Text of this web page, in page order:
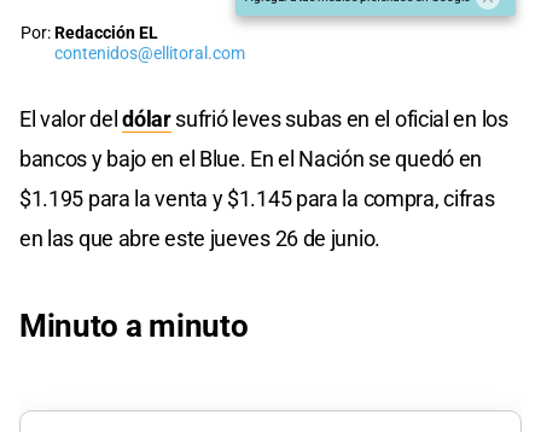
Por:Redacción EL
contenidos@ellitoral.com
El valor deldólar sufrió leves subas en el oficial en los
bancos y bajo en el Blue. En el Nación se quedó en
$1.195 para la venta y $1.145 para la compra, cifras
en las que abre este jueves 26 de junio.
Minuto a minuto